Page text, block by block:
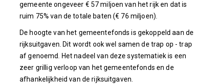
gemeente ongeveer € 57 miljoen van het rijk en dat is
ruim 75% van de totale baten (€ 76 miljoen).
De hoogte van het gemeentefonds is gekoppeld aan de
rijksuitgaven. Dit wordt ook wel samen de trap op - trap
af genoemd. Het nadeel van deze systematiek is een
zeer grillig verloop van het gemeentefonds en de
afhankelijkheid van de rijksuitgaven.